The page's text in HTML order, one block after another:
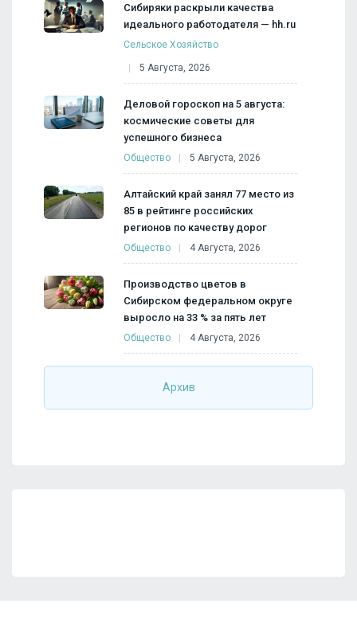
Сибиряки раскрыли качества
идеального работодателя — hh.ru
Сельское Хозяйство
5 Августа, 2026
Деловой гороскоп на 5 августа:
космические советы для
успешного бизнеса
Общество 5 Августа, 2026
Алтайский край занял 77 место из
85 в рейтинге российских
регионов по качеству дорог
Общество 4 Августа, 2026
Производство цветов в
Сибирском федеральном округе
выросло на 33 % за пять лет
Общество 4 Августа, 2026
Архив